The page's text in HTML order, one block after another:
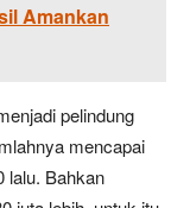
Amankan
pelindung
mencapai
lalu. Bahkan